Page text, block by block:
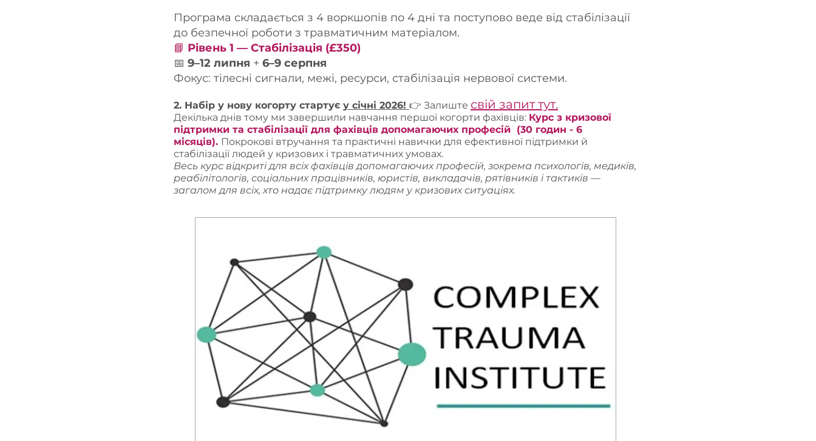
Програма складається з 4 воркшопів по 4 дні та поступово веде від стабілізації
до безпечної роботи з травматичним матеріалом.
📘 Рівень 1 — Стабілізація (£350)
📅 9–12 липня + 6–9 серпня
Фокус: тілесні сигнали, межі, ресурси, стабілізація нервової системи.
2. Набір у нову когорту стартує у січні 2026! 👉 Залиште свій запит тут.
Декілька днів тому ми завершили навчання першої когорти фахівців: Курс з кризової
підтримки та стабілізації для фахівців допомагаючих професій (30 годин - 6
місяців). Покрокові втручання та практичні навички для ефективної підтримки й
стабілізації людей у кризових і травматичних умовах.
Весь курс відкриті для всіх фахівців допомагаючих професій, зокрема психологів, медиків,
реабілітологів, соціальних працівників, юристів, викладачів, рятівників і тактиків —
загалом для всіх, хто надає підтримку людям у кризових ситуаціях.